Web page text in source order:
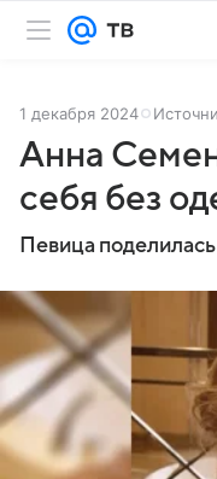
1 декабря 2024
Анна
себя без
Певица